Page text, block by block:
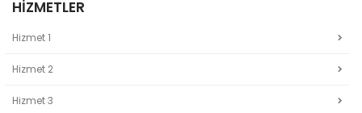
HİZMETLER
Hizmet 1
Hizmet 2
Hizmet 3